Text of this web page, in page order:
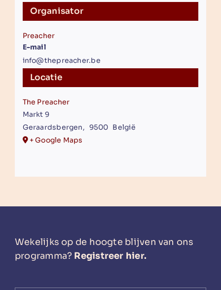
Locatie
The Preacher
Markt 9
Geraardsbergen, 9500 België
+ Google Maps
Organisator
Preacher
E-mail
info@thepreacher.be
Wekelijks op de hoogte blijven van ons
programma? Registreer hier.